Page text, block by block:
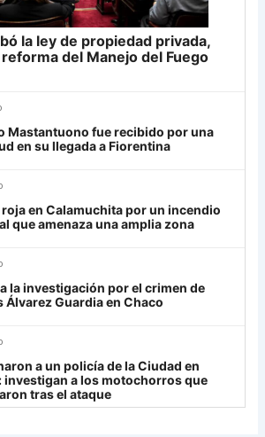
19 19
19 -12 19
19 -12 19
19 -21
la ley de propiedad privada,
del Manejo del Fuego
Mastantuono fue recibido por una
en su llegada a Fiorentina
en Calamuchita por un incendio
que amenaza una amplia zona
la investigación por el crimen de
Álvarez Guardia en Chaco
a un policía de la Ciudad en
investigan a los motochorros que
tras el ataque